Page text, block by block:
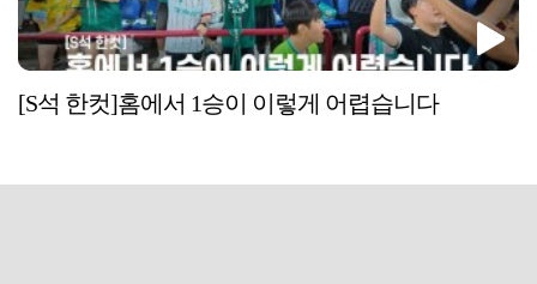
[S석 한컷]홈에서 1승이 이렇게 어렵습니다